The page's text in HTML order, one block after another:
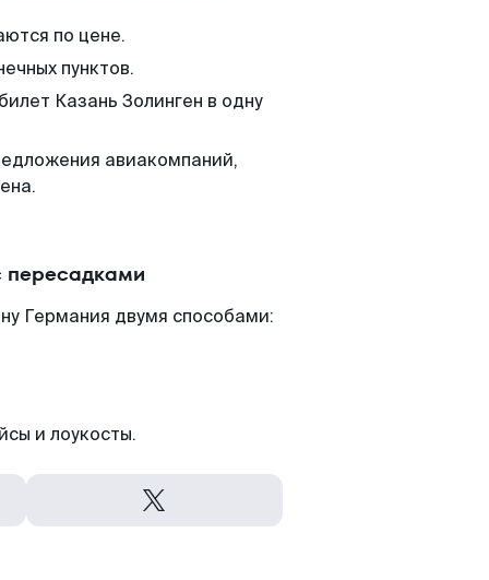
по цене.
пунктов.
Казань Золинген в одну
авиакомпаний,
пересадками
Германия двумя способами:
и лоукосты.